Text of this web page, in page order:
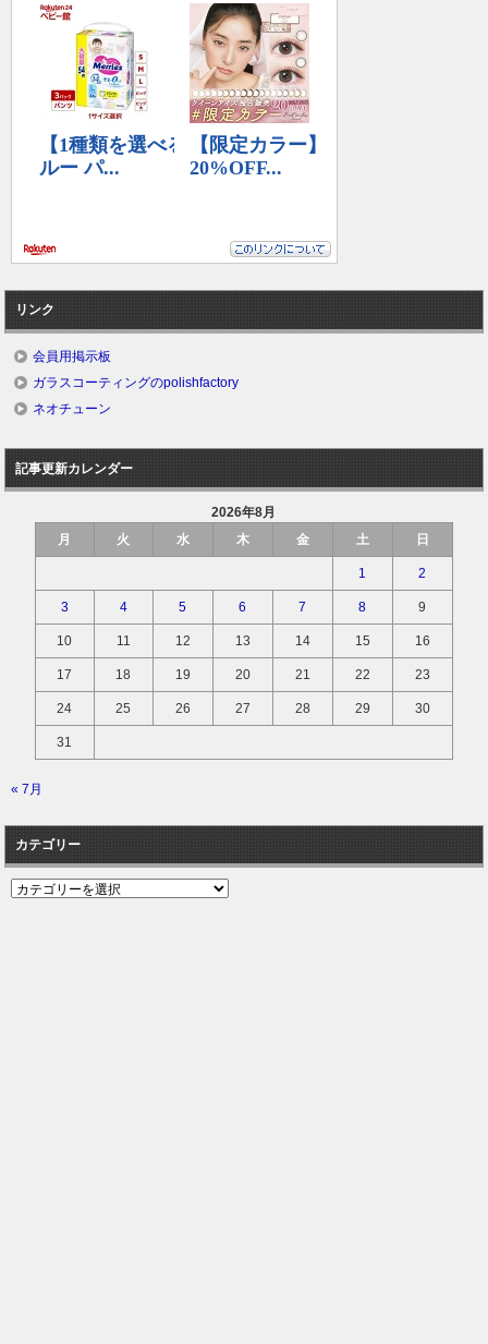
リンク
会員用掲示板
ガラスコーティングのpolishfactory
ネオチューン
記事更新カレンダー
2026年8月
月
火 水 木 金 土 日
1 2
3 4 5 6 7 8 9
10 11 12 13 14 15 16
17 18 19 20 21 22 23
24 25 26 27 28 29 30
31
« 7月
カテゴリー
カ